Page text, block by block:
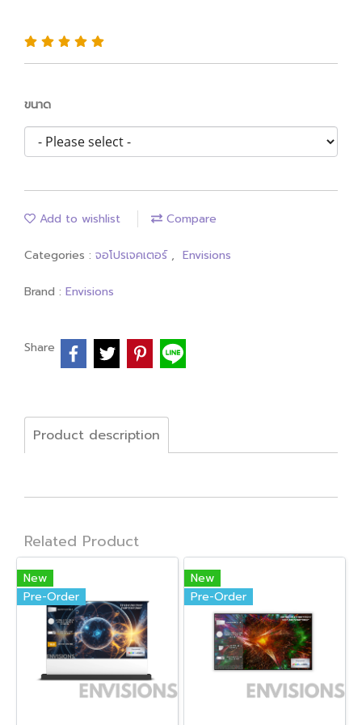
ขนาด
Add to wishlist Compare
Categories : จอโปรเจคเตอร์ , Envisions
Brand : Envisions
Share
Product description
Related Product
New
Pre-Order
New
Pre-Order